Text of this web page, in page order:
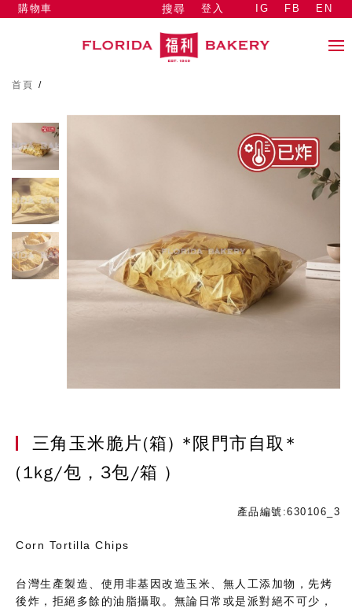
搜尋 登入
購物車 IG FB EN
首頁 /
三角玉米脆片(箱) *限門市自取*
(1kg/包，3包/箱 )
產品編號:630106_3
Corn Tortilla Chips
台灣生產製造、使用非基因改造玉米、無人工添加物，先烤
後炸，拒絕多餘的油脂攝取。無論日常或是派對絕不可少，